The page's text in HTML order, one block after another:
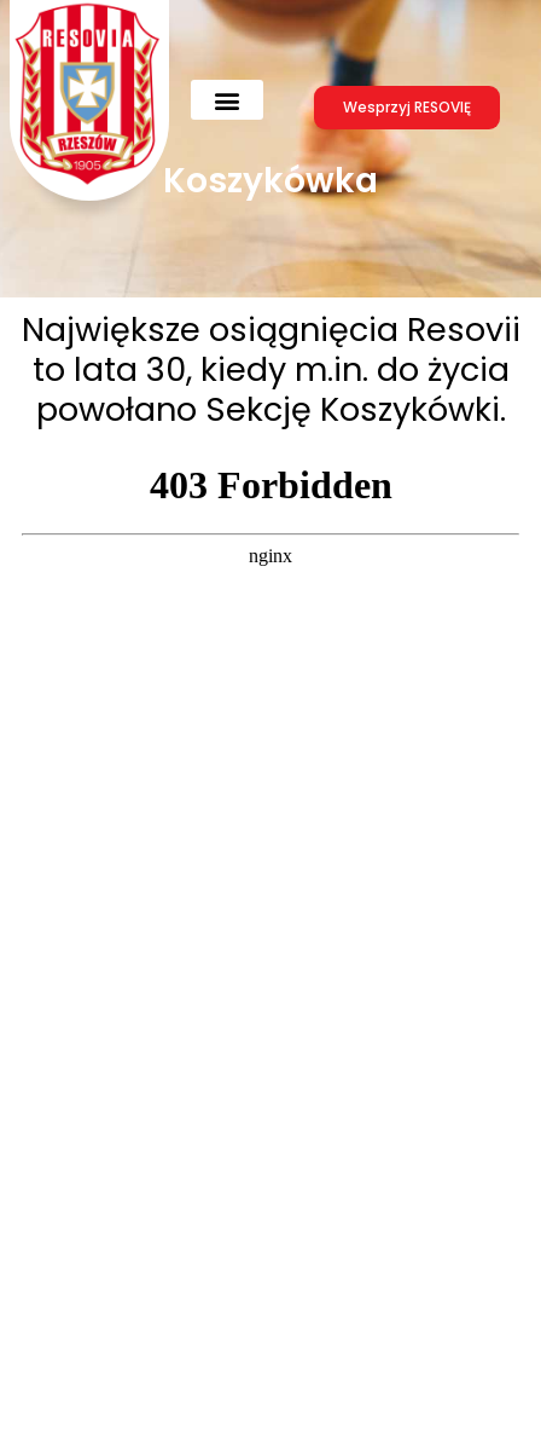
content
Wesprzyj RESOVIĘ
Koszykówka
Największe osiągnięcia Resovii
to lata 30, kiedy m.in. do życia
powołano Sekcję Koszykówki.